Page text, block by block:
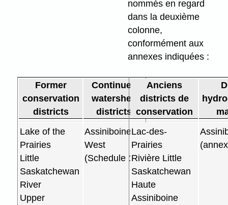
nommés en regard
dans la deuxième
colonne,
conformément aux
annexes indiquées :
Former
conservation
districts
Continued
watershed
districts
Lake of the
Prairies
Little
Saskatchewan
River
Upper
Assiniboine
West
(Schedule 1)
Anciens
districts de
conservation
Lac-des-
Prairies
Rivière Little
Saskatchewan
Haute
Assiniboine